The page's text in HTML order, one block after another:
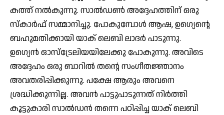
കത്ത് നല്‍കുന്നു. സാല്‍ഡണ്‍ അദ്ദേഹത്തിന് ഒരു
സ്‌കാര്‍ഫ് സമ്മാനിച്ചു. പോകുമ്പോള്‍ ആഷ, ഉഗ്യെന്റെ
ബഹുമതിക്കായി യാക് ലെബി ലാദര്‍ പാടുന്നു.
ഉഗ്യെന്‍ ഓസ്ട്രേലിയയിലേക്കു പോകുന്നു. അവിടെ
അദ്ദേഹം ഒരു ബാറില്‍ തന്റെ സംഗീതജ്ഞാനം
അവതരിപ്പിക്കുന്നു. പക്ഷേ ആരും അവനെ
ശ്രദ്ധിക്കുന്നില്ല. അവന്‍ പാട്ടുപാടുന്നത് നിര്‍ത്തി
കൂട്ടുകാരി സാല്‍ഡന്‍ തന്നെ പഠിപ്പിച്ച യാക് ലെബി